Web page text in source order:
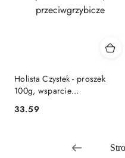
Holista Czystek - proszek
100g, wsparcie
przeciwgrzybicze
Cena:
33.59